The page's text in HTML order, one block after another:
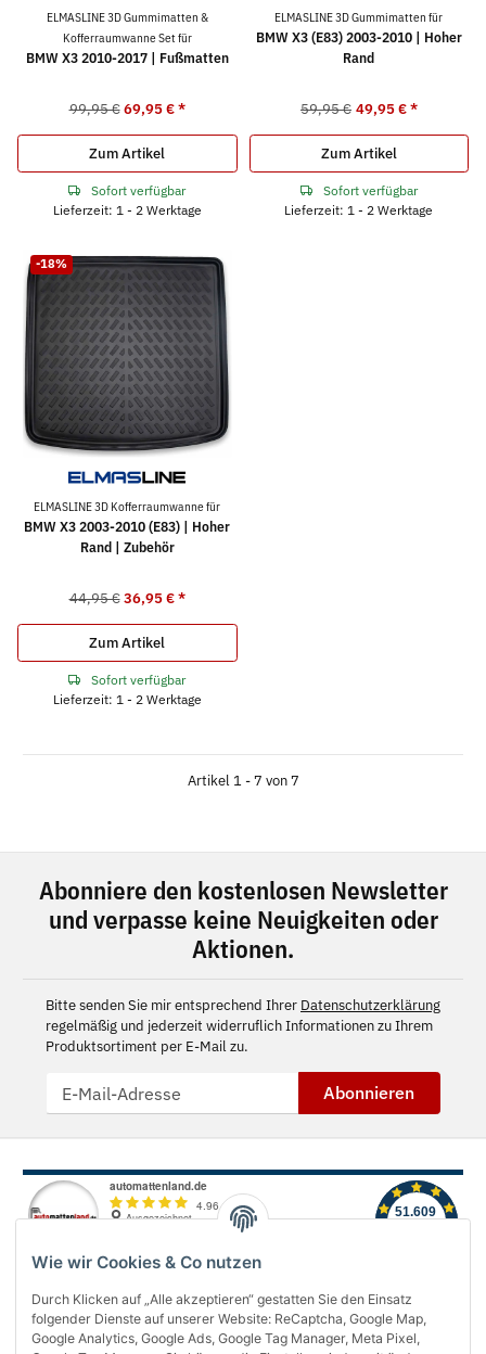
Wie wir Cookies & Co nutzen
Durch Klicken auf „Alle akzeptieren“ gestatten Sie den Einsatz
folgender Dienste auf unserer Website: ReCaptcha, Google Map,
Google Analytics, Google Ads, Google Tag Manager, Meta Pixel,
ELMASLINE 3D Gummimatten &
Kofferraumwanne Set für
BMW X3 2010-2017 | Fußmatten
99,95 € 69,95 €*
Zum Artikel
Sofort verfügbar
Lieferzeit: 1 - 2 Werktage
ELMASLINE 3D Gummimatten für
BMW X3 (E83) 2003-2010 | Hoher
Rand
59,95 € 49,95 €*
Zum Artikel
Sofort verfügbar
Lieferzeit: 1 - 2 Werktage
-18%
ELMASLINE 3D Kofferraumwanne für
BMW X3 2003-2010 (E83) | Hoher
Rand | Zubehör
44,95 € 36,95 €*
Zum Artikel
Sofort verfügbar
Lieferzeit: 1 - 2 Werktage
Artikel 1 - 7 von 7
Abonniere den kostenlosen Newsletter
und verpasse keine Neuigkeiten oder
Aktionen.
Bitte senden Sie mir entsprechend Ihrer Datenschutzerklärung
regelmäßig und jederzeit widerruflich Informationen zu Ihrem
Produktsortiment per E-Mail zu.
Abonnieren
Über uns